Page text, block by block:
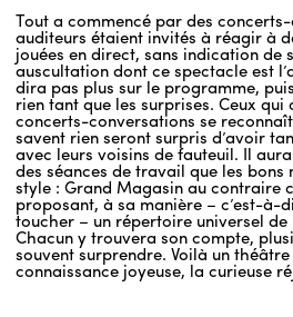
Tout a commencé par des
auditeurs étaient invités à réagir à
jouées en direct, sans indication de
auscultation dont ce spectacle est
dira pas plus sur le programme,
rien tant que les surprises. Ceux
concerts-conversations se
savent rien seront surpris d’avoir
avec leurs voisins de fauteuil. Il
des séances de travail que les bons
style : Grand Magasin au contraire
proposant, à sa manière – c’est-à-
toucher – un répertoire universel de
Chacun y trouvera son compte,
souvent surprendre. Voilà un
connaissance joyeuse, la curieuse